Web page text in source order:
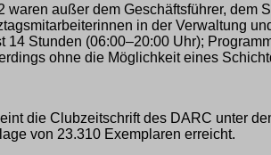
waren außer dem Geschäftsführer, dem
in der Verwaltung
14 Stunden (06:00–20:00 Uhr);
ohne die Möglichkeit eines
die Clubzeitschrift des DARC unter
von 23.310 Exemplaren erreicht.